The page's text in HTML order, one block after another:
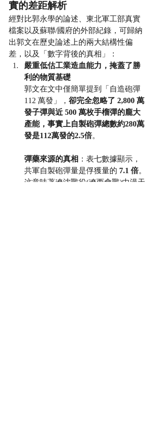
實的差距解析
經對比郭永學的論述、東北軍工部真實
檔案以及蘇聯/國府的外部紀錄，可歸納
出郭文在歷史論述上的兩大結構性偏
差，以及「數字背後的真相」：
嚴重低估工業造血能力，掩蓋了勝
利的物質基礎
郭文在文中僅簡單提到「自造砲彈
112 萬發」， 卻完全忽略了 2,800 萬
發子彈與近 500 萬枚手榴彈的龐大
產能，事實上自製砲彈總數約280萬
發是112萬發的2.5倍。
彈藥來源的真相 ：表七數據顯示，
共軍自製砲彈量是俘獲量的 7.1 倍。
这意味著遼沈戰役(遼西會戰)中漫天